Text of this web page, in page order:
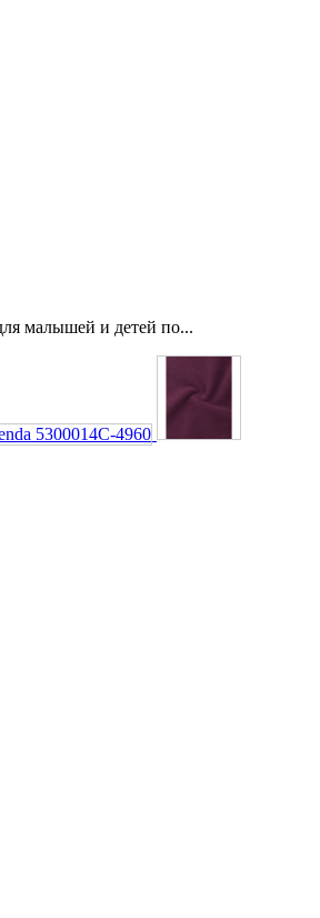
малышей и детей по...